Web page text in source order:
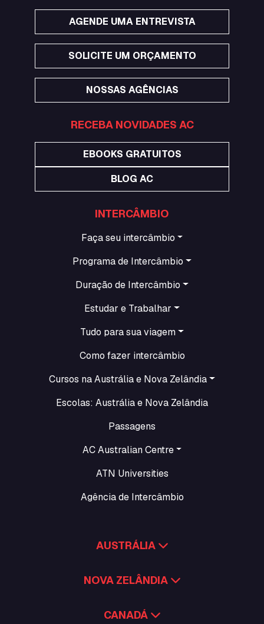
AGENDE UMA ENTREVISTA
SOLICITE UM ORÇAMENTO
NOSSAS AGÊNCIAS
RECEBA NOVIDADES AC
EBOOKS GRATUITOS
BLOG AC
INTERCÂMBIO
Faça seu intercâmbio
Programa de Intercâmbio
Duração de Intercâmbio
Estudar e Trabalhar
Tudo para sua viagem
Como fazer intercâmbio
Cursos na Austrália e Nova Zelândia
Escolas: Austrália e Nova Zelândia
Passagens
AC Australian Centre
ATN Universities
Agência de Intercâmbio
AUSTRÁLIA
NOVA ZELÂNDIA
CANADÁ